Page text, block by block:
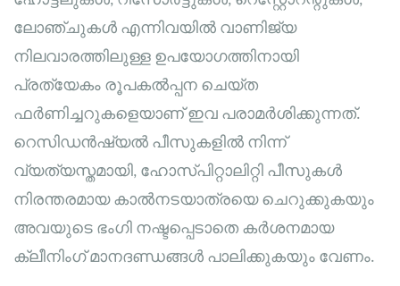
ലോഞ്ചുകൾ എന്നിവയിൽ വാണിജ്യ
നിലവാരത്തിലുള്ള ഉപയോഗത്തിനായി
പ്രത്യേകം രൂപകൽപ്പന ചെയ്ത
ഫർണിച്ചറുകളെയാണ് ഇവ പരാമർശിക്കുന്നത്.
റെസിഡൻഷ്യൽ പീസുകളിൽ നിന്ന്
വ്യത്യസ്തമായി, ഹോസ്പിറ്റാലിറ്റി പീസുകൾ
നിരന്തരമായ കാൽനടയാത്രയെ ചെറുക്കുകയും
അവയുടെ ഭംഗി നഷ്ടപ്പെടാതെ കർശനമായ
ക്ലീനിംഗ് മാനദണ്ഡങ്ങൾ പാലിക്കുകയും വേണം.